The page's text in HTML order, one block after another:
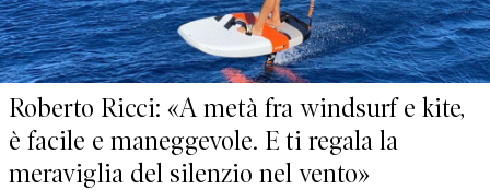
Roberto Ricci: «A metà fra windsurf e kite,
è facile e maneggevole. E ti regala la
meraviglia del silenzio nel vento»